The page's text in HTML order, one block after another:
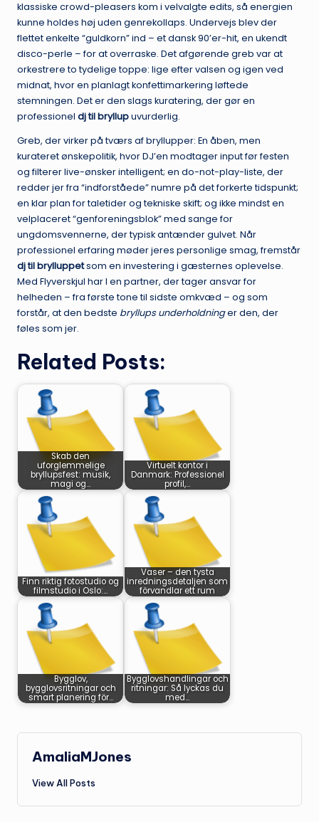
klassiske crowd-pleasers kom i velvalgte edits, så energien
kunne holdes høj uden genrekollaps. Undervejs blev der
flettet enkelte “guldkorn” ind – et dansk 90’er-hit, en ukendt
disco-perle – for at overraske. Det afgørende greb var at
orkestrere to tydelige toppe: lige efter valsen og igen ved
midnat, hvor en planlagt konfettimarkering løftede
stemningen. Det er den slags kuratering, der gør en
professionel dj til bryllupuvurderlig.
Greb, der virker på tværs af bryllupper: En åben, men
kurateret ønskepolitik, hvor DJ’en modtager input før festen
og filterer live-ønsker intelligent; en do-not-play-liste, der
redder jer fra “indforståede” numre på det forkerte tidspunkt;
en klar plan for taletider og tekniske skift; og ikke mindst en
velplaceret “genforeningsblok” med sange for
ungdomsvennerne, der typisk antænder gulvet. Når
professionel erfaring møder jeres personlige smag, fremstår
dj til brylluppetsom en investering i gæsternes oplevelse.
Med Flyverskjul har I en partner, der tager ansvar for
helheden – fra første tone til sidste omkvæd – og som
forstår, at den bedste bryllups underholdninger den, der
føles som jer.
Related Posts:
Skab den
uforglemmelige
bryllupsfest: musik,
magi og…
Virtuelt kontor i
Danmark: Professionel
profil,…
Finn riktig fotostudio og
filmstudio i Oslo:…
Vaser – den tysta
inredningsdetaljen som
förvandlar ett rum
Bygglov,
bygglovsritningar och
smart planering för…
Bygglovshandlingar och
ritningar: Så lyckas du
med…
AmaliaMJones
View All Posts